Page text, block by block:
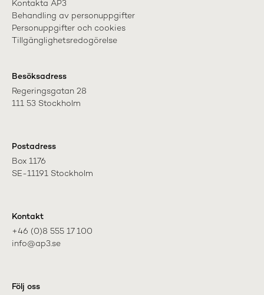
Kontakta AP3
Behandling av personuppgifter
Personuppgifter och cookies
Tillgänglighetsredogörelse
Besöksadress
Regeringsgatan 28
111 53 Stockholm
Postadress
Box 1176
SE-11191 Stockholm
Kontakt
+46 (0)8 555 17 100
info@ap3.se
Följ oss